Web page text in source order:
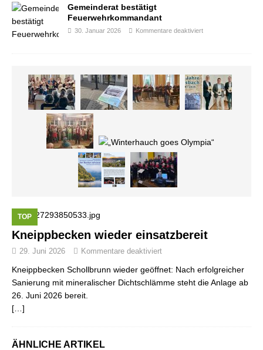
Gemeinderat bestätigt
Feuerwehrkommandant
30. Januar 2026 Kommentare deaktiviert
TOP
Kneippbecken wieder einsatzbereit
29. Juni 2026 Kommentare deaktiviert
Kneippbecken Schollbrunn wieder geöffnet: Nach erfolgreicher
Sanierung mit mineralischer Dichtschlämme steht die Anlage ab
26. Juni 2026 bereit.
[…]
ÄHNLICHE ARTIKEL